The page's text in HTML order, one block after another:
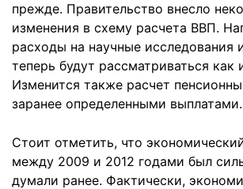
прежде. Правительство внесло
изменения в схему расчета ВВП.
расходы на научные исследования
теперь будут рассматриваться как
Изменится также расчет
заранее определенными выплатами.
Стоит отметить, что
между 2009 и 2012 годами был
думали ранее. Фактически,